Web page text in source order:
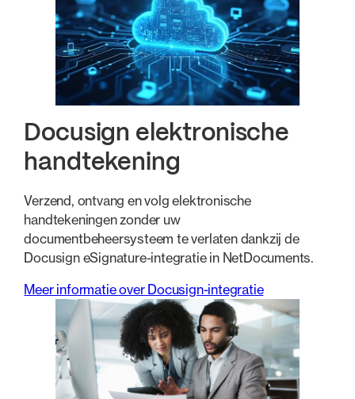
Docusign elektronische
handtekening
Verzend, ontvang en volg elektronische
handtekeningen zonder uw
documentbeheersysteem te verlaten dankzij de
Docusign eSignature-integratie in NetDocuments.
Meer informatie over Docusign-integratie